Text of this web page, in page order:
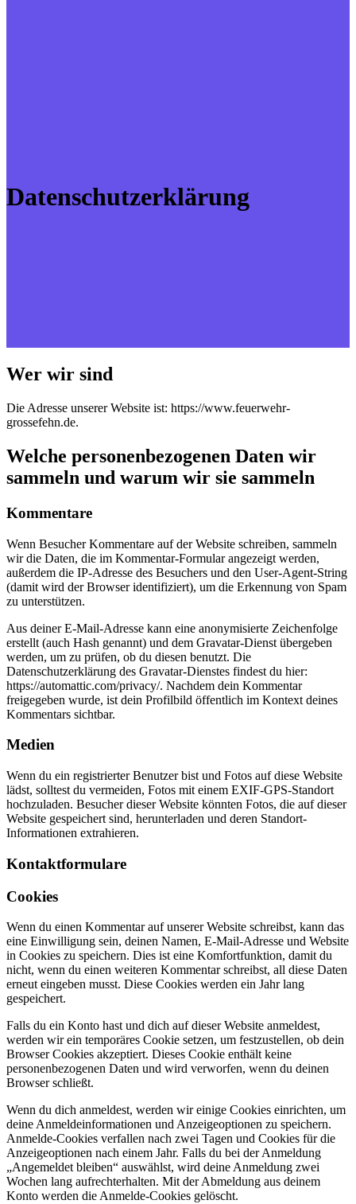
Datenschutzerklärung
Wer wir sind
Die Adresse unserer Website ist: https://www.feuerwehr-
grossefehn.de.
Welche personenbezogenen Daten wir
sammeln und warum wir sie sammeln
Kommentare
Wenn Besucher Kommentare auf der Website schreiben, sammeln
wir die Daten, die im Kommentar-Formular angezeigt werden,
außerdem die IP-Adresse des Besuchers und den User-Agent-String
(damit wird der Browser identifiziert), um die Erkennung von Spam
zu unterstützen.
Aus deiner E-Mail-Adresse kann eine anonymisierte Zeichenfolge
erstellt (auch Hash genannt) und dem Gravatar-Dienst übergeben
werden, um zu prüfen, ob du diesen benutzt. Die
Datenschutzerklärung des Gravatar-Dienstes findest du hier:
https://automattic.com/privacy/. Nachdem dein Kommentar
freigegeben wurde, ist dein Profilbild öffentlich im Kontext deines
Kommentars sichtbar.
Medien
Wenn du ein registrierter Benutzer bist und Fotos auf diese Website
lädst, solltest du vermeiden, Fotos mit einem EXIF-GPS-Standort
hochzuladen. Besucher dieser Website könnten Fotos, die auf dieser
Website gespeichert sind, herunterladen und deren Standort-
Informationen extrahieren.
Kontaktformulare
Cookies
Wenn du einen Kommentar auf unserer Website schreibst, kann das
eine Einwilligung sein, deinen Namen, E-Mail-Adresse und Website
in Cookies zu speichern. Dies ist eine Komfortfunktion, damit du
nicht, wenn du einen weiteren Kommentar schreibst, all diese Daten
erneut eingeben musst. Diese Cookies werden ein Jahr lang
gespeichert.
Falls du ein Konto hast und dich auf dieser Website anmeldest,
werden wir ein temporäres Cookie setzen, um festzustellen, ob dein
Browser Cookies akzeptiert. Dieses Cookie enthält keine
personenbezogenen Daten und wird verworfen, wenn du deinen
Browser schließt.
Wenn du dich anmeldest, werden wir einige Cookies einrichten, um
deine Anmeldeinformationen und Anzeigeoptionen zu speichern.
Anmelde-Cookies verfallen nach zwei Tagen und Cookies für die
Anzeigeoptionen nach einem Jahr. Falls du bei der Anmeldung
„Angemeldet bleiben“ auswählst, wird deine Anmeldung zwei
Wochen lang aufrechterhalten. Mit der Abmeldung aus deinem
Konto werden die Anmelde-Cookies gelöscht.